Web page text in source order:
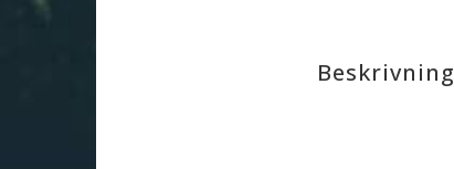
Beskrivning